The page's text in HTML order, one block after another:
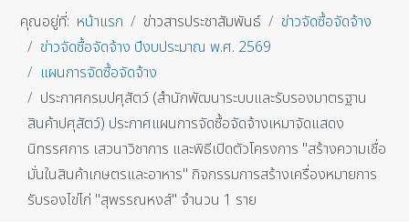
คุณอยู่ที่: หน้าแรก ข่าวสารประชาสัมพันธ์
ข่าวจัดซื้อจัดจ้าง
ข่าวจัดซื้อจัดจ้าง ปีงบประมาณ พ.ศ. 2569
แผนการจัดซื้อจัดจ้าง
ประกาศกรมปศุสัตว์ (สำนักพัฒนาระบบและรับรองมาตรฐาน
สินค้าปศุสัตว์) ประกาศแผนการจัดซื้อจัดจ้างเหมาจัดแสดง
นิทรรศการ เสวนาวิชาการ และพิธีเปิดตัวโครงการ "สร้างความเชื่อ
มั่นในสินค้าเกษตรและอาหาร" กิจกรรมการสร้างเครื่องหมายการ
รับรองไข่ไก่ "สุพรรณหงส์" จำนวน 1 ราย